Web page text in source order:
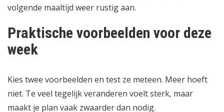
volgende maaltijd weer rustig aan.
Praktische voorbeelden voor deze
week
Kies twee voorbeelden en test ze meteen. Meer hoeft
niet. Te veel tegelijk veranderen voelt sterk, maar
maakt je plan vaak zwaarder dan nodig.